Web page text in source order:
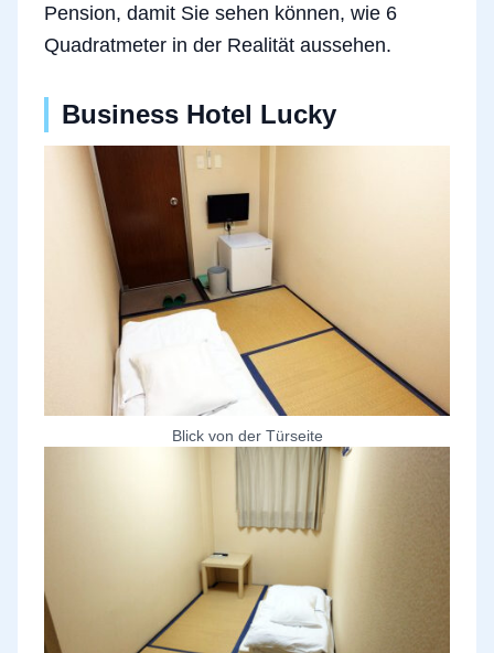
Pension, damit Sie sehen können, wie 6
Quadratmeter in der Realität aussehen.
Business Hotel Lucky
Blick von der Türseite